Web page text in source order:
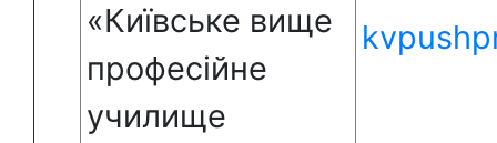
«Київське вище
професійне
училище